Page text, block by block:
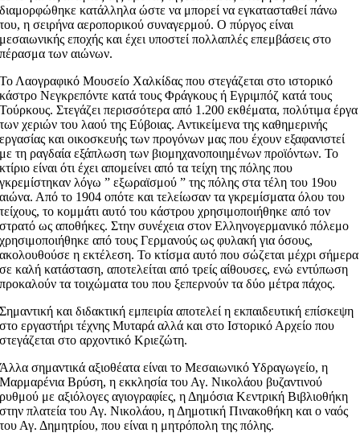
διαμορφώθηκε κατάλληλα ώστε να μπορεί να εγκατασταθεί πάνω
του, η σειρήνα αεροπορικού συναγερμού. Ο πύργος είναι
μεσαιωνικής εποχής και έχει υποστεί πολλαπλές επεμβάσεις στο
πέρασμα των αιώνων.
Το Λαογραφικό Μουσείο Χαλκίδας που στεγάζεται στο ιστορικό
κάστρο Νεγκρεπόντε κατά τους Φράγκους ή Εγριμπόζ κατά τους
Τούρκους. Στεγάζει περισσότερα από 1.200 εκθέματα, πολύτιμα έργα
των χεριών του λαού της Εύβοιας. Αντικείμενα της καθημερινής
εργασίας και οικοσκευής των προγόνων μας που έχουν εξαφανιστεί
με τη ραγδαία εξάπλωση των βιομηχανοποιημένων προϊόντων. Το
κτίριο είναι ότι έχει απομείνει από τα τείχη της πόλης που
γκρεμίστηκαν λόγω ” εξωραϊσμού ” της πόλης στα τέλη του 19ου
αιώνα. Από το 1904 οπότε και τελείωσαν τα γκρεμίσματα όλου του
τείχους, το κομμάτι αυτό του κάστρου χρησιμοποιήθηκε από τον
στρατό ως αποθήκες. Στην συνέχεια στον Ελληνογερμανικό πόλεμο
χρησιμοποιήθηκε από τους Γερμανούς ως φυλακή για όσους,
ακολουθούσε η εκτέλεση. Το κτίσμα αυτό που σώζεται μέχρι σήμερα
σε καλή κατάσταση, αποτελείται από τρείς αίθουσες, ενώ εντύπωση
προκαλούν τα τοιχώματα του που ξεπερνούν τα δύο μέτρα πάχος.
Σημαντική και διδακτική εμπειρία αποτελεί η εκπαιδευτική επίσκεψη
στο εργαστήρι τέχνης Μυταρά αλλά και στο Ιστορικό Αρχείο που
στεγάζεται στο αρχοντικό Κριεζώτη.
Άλλα σημαντικά αξιοθέατα είναι το Μεσαιωνικό Υδραγωγείο, η
Μαρμαρένια Βρύση, η εκκλησία του Αγ. Νικολάου βυζαντινού
ρυθμού με αξιόλογες αγιογραφίες, η Δημόσια Κεντρική Βιβλιοθήκη
στην πλατεία του Αγ. Νικολάου, η Δημοτική Πινακοθήκη και ο ναός
του Αγ. Δημητρίου, που είναι η μητρόπολη της πόλης.